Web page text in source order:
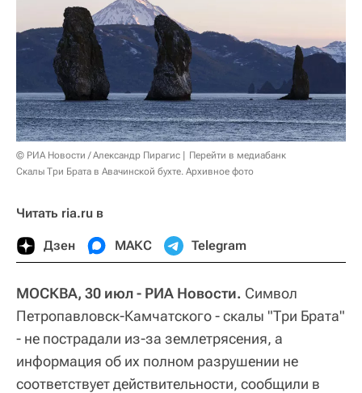
© РИА Новости / Александр Пирагис
Перейти в медиабанк
Скалы Три Брата в Авачинской бухте. Архивное фото
Читать ria.ru в
Дзен МАКС Telegram
МОСКВА, 30 июл - РИА Новости. Символ
Петропавловск-Камчатского - скалы "Три Брата"
- не пострадали из-за землетрясения, а
информация об их полном разрушении не
соответствует действительности, сообщили в